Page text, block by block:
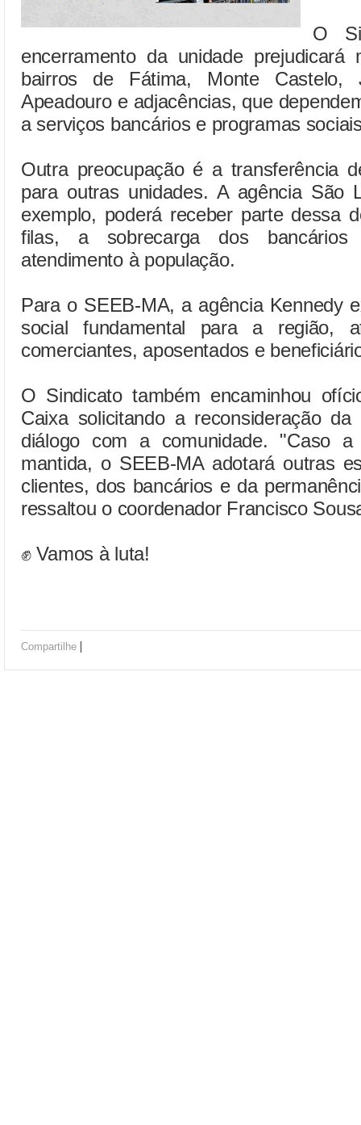
O
encerramento da unidade prejudicará
bairros de Fátima, Monte Castelo,
Apeadouro e adjacências, que
a serviços bancários e programas
Outra preocupação é a transferência
para outras unidades. A agência São
exemplo, poderá receber parte dessa
filas, a sobrecarga dos
atendimento à população.
Para o SEEB-MA, a agência Kennedy
social fundamental para a região,
comerciantes, aposentados e
O Sindicato também encaminhou
Caixa solicitando a reconsideração
diálogo com a comunidade. "Caso
mantida, o SEEB-MA adotará outras
clientes, dos bancários e da
ressaltou o coordenador Francisco
✊ Vamos à luta!
Compartilhe |